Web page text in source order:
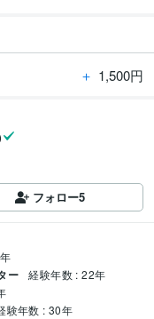
＋ 1,500円
フォロー5
ー 経験年数 : 22年
験年数 : 30年